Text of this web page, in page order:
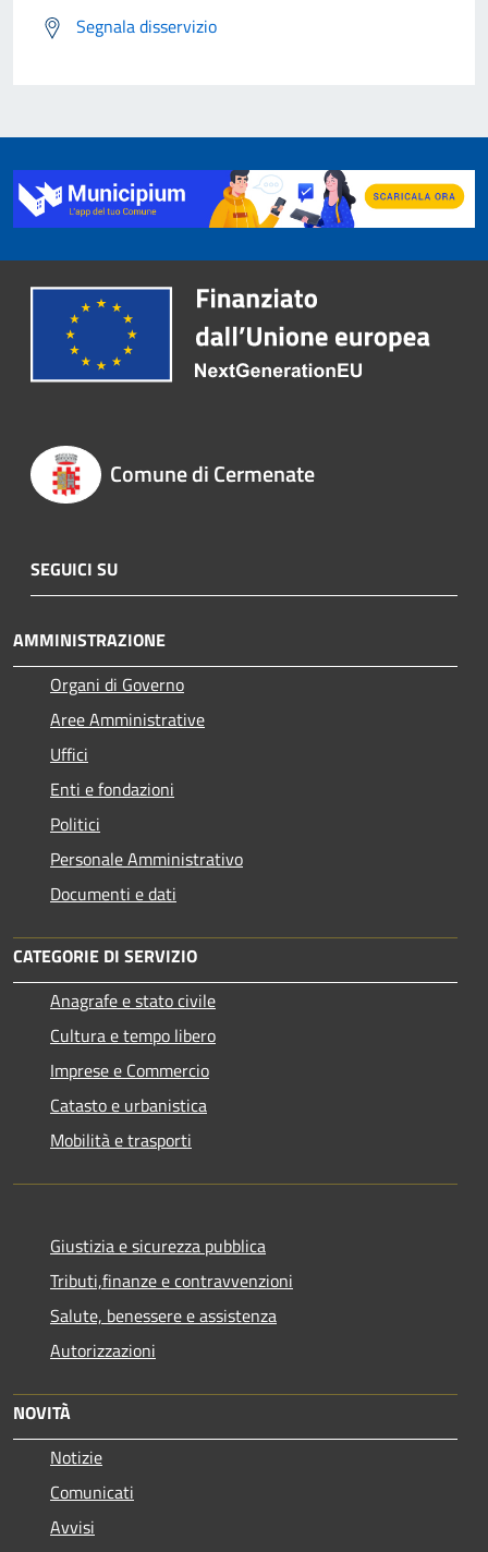
Segnala disservizio
Comune di Cermenate
SEGUICI SU
AMMINISTRAZIONE
Organi di Governo
Aree Amministrative
Uffici
Enti e fondazioni
Politici
Personale Amministrativo
Documenti e dati
CATEGORIE DI SERVIZIO
Anagrafe e stato civile
Cultura e tempo libero
Imprese e Commercio
Catasto e urbanistica
Mobilità e trasporti
Giustizia e sicurezza pubblica
Tributi,finanze e contravvenzioni
Salute, benessere e assistenza
Autorizzazioni
NOVITÀ
Notizie
Comunicati
Avvisi